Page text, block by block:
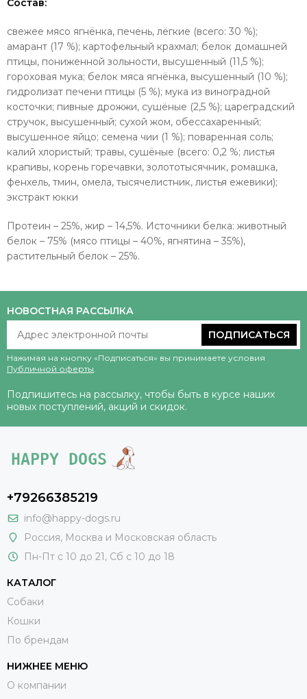
Состав:
свежее мясо ягнёнка, печень, лёгкие (всего: 30 %);
амарант (17 %); картофельный крахмал; белок домашней
птицы, пониженной зольности, высушенный (11,5 %);
гороховая мука; белок мяса ягнёнка, высушенный (10 %);
гидролизат печени птицы (5 %); мука из виноградной
косточки; пивные дрожжи, сушёные (2,5 %); цареградский
стручок, высушенный; сухой жом, обессахаренный;
высушенное яйцо; cемена чии (1 %); поваренная соль;
калий хлористый; травы, сушёные (всего: 0,2 %; листья
крапивы, корень горечавки, золототысячник, ромашка,
фенхель, тмин, омела, тысячелистник, листья ежевики);
экстракт юкки
Протеин – 25%, жир – 14,5%. Источники белка: животный
белок – 75% (мясо птицы – 40%, ягнятина – 35%),
растительный белок – 25%.
НОВОСТНАЯ РАССЫЛКА
ПОДПИСАТЬСЯ
Нажимая на кнопку «Подписаться» вы принимаете условия
Публичной оферты
Подпишитесь на рассылку, чтобы быть в курсе наших
новых поступлений, акций и скидок.
+79266385219
info@happy-dogs.ru
Россия, Москва и Московская область
Пн-Пт с 10 до 21, Сб с 10 до 18
КАТАЛОГ
Собаки
Кошки
По брендам
НИЖНЕЕ МЕНЮ
О компании